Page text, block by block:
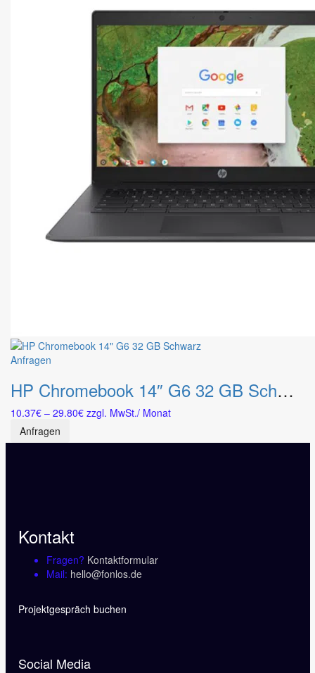
Produktseite
Anfragen
weist
mehrere
Varianten
auf.
Die
gewählt
werden
HP Chromebook 14″ G6 32 GB Schwarz
10.37€ – 29.80€Preisspanne:
zzgl. MwSt./ Monat
Anfragen
Kontakt
Fragen? Kontaktformular
Mail: hello@fonlos.de
Projektgespräch buchen
Social Media